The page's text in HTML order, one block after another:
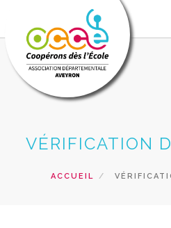
GÉRER SA COOP
VÉRIFICATION
ACCUEIL